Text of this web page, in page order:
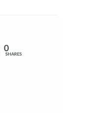
0
SHARES